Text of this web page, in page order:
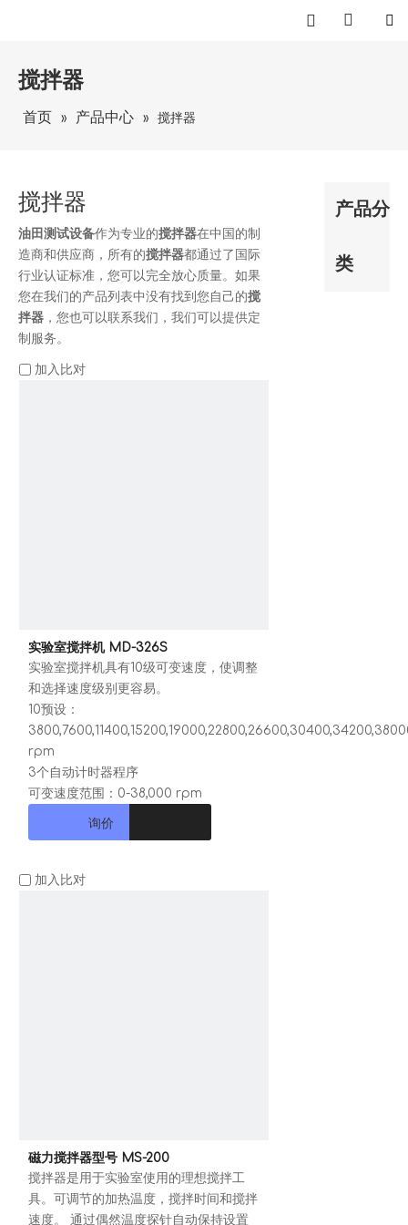
搅拌器
首页 » 产品中心 » 搅拌器
搅拌器
油田测试设备作为专业的搅拌器在中国的制
造商和供应商，所有的搅拌器都通过了国际
行业认证标准，您可以完全放心质量。如果
您在我们的产品列表中没有找到您自己的搅
拌器 ，您也可以联系我们，我们可以提供定
制服务。
加入比对
实验室搅拌机 MD-326S
实验室搅拌机具有10级可变速度，使调整
和选择速度级别更容易。
10预设：
rpm
3个自动计时器程序
可变速度范围：0-38,000 rpm
询价
加入比对
磁力搅拌器型号 MS-200
搅拌器是用于实验室使用的理想搅拌工
具。可调节的加热温度，搅拌时间和搅拌
速度。 通过偶然温度探针自动保持设置
产品分
类